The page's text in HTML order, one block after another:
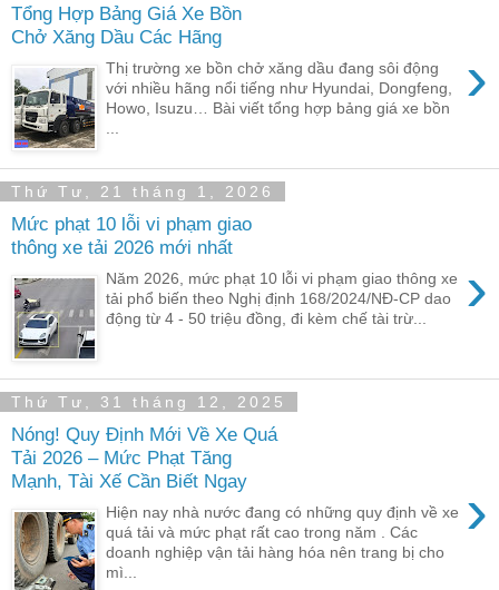
Tổng Hợp Bảng Giá Xe Bồn
Chở Xăng Dầu Các Hãng
›
Thị trường xe bồn chở xăng dầu đang sôi động
với nhiều hãng nổi tiếng như Hyundai, Dongfeng,
Howo, Isuzu… Bài viết tổng hợp bảng giá xe bồn
...
Thứ Tư, 21 tháng 1, 2026
Mức phạt 10 lỗi vi phạm giao
thông xe tải 2026 mới nhất
›
Năm 2026, mức phạt 10 lỗi vi phạm giao thông xe
tải phổ biến theo Nghị định 168/2024/NĐ-CP dao
động từ 4 - 50 triệu đồng, đi kèm chế tài trừ...
Thứ Tư, 31 tháng 12, 2025
Nóng! Quy Định Mới Về Xe Quá
Tải 2026 – Mức Phạt Tăng
Mạnh, Tài Xế Cần Biết Ngay
›
Hiện nay nhà nước đang có những quy định về xe
quá tải và mức phạt rất cao trong năm . Các
doanh nghiệp vận tải hàng hóa nên trang bị cho
mì...